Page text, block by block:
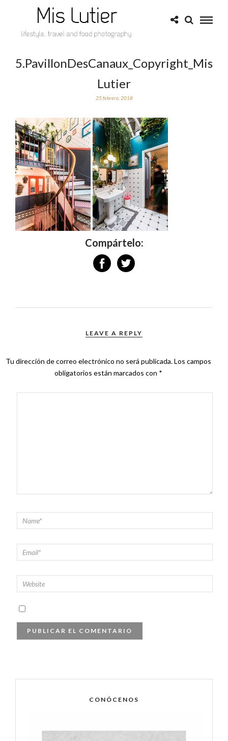
5.PavillonDesCanaux_Copyright_Mis
Lutier
25 febrero, 2018
Compártelo:
LEAVE A REPLY
Tu dirección de correo electrónico no será publicada.Los campos
obligatorios están marcados con *
CONÓCENOS